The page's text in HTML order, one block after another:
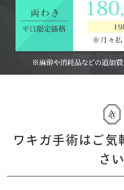
ワキガ手術はご気
さい